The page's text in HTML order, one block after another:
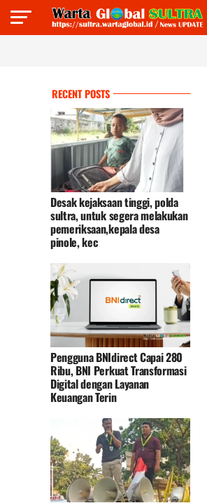
RECENT POSTS
Desak kejaksaan tinggi, polda
sultra, untuk segera melakukan
pemeriksaan,kepala desa
pinole, kec
Pengguna BNIdirect Capai 280
Ribu, BNI Perkuat Transformasi
Digital dengan Layanan
Keuangan Terin